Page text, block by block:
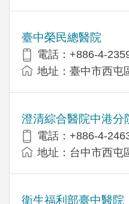
臺中榮民總醫院
電話：+886-4-
地址：臺中市西屯
澄清綜合醫院中港分
電話：+886-4-
地址：台中市西屯
衛生福利部臺中醫院